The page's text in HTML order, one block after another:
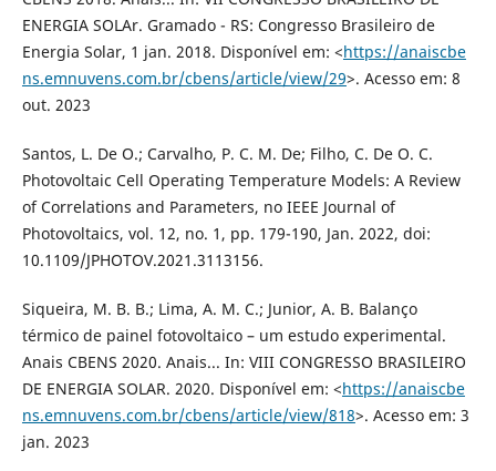
ENERGIA SOLAr. Gramado - RS: Congresso Brasileiro de
Energia Solar, 1 jan. 2018. Disponível em: <https://anaiscbe
ns.emnuvens.com.br/cbens/article/view/29>. Acesso em: 8
out. 2023
Santos, L. De O.; Carvalho, P. C. M. De; Filho, C. De O. C.
Photovoltaic Cell Operating Temperature Models: A Review
of Correlations and Parameters, no IEEE Journal of
Photovoltaics, vol. 12, no. 1, pp. 179-190, Jan. 2022, doi:
10.1109/JPHOTOV.2021.3113156.
Siqueira, M. B. B.; Lima, A. M. C.; Junior, A. B. Balanço
térmico de painel fotovoltaico – um estudo experimental.
Anais CBENS 2020. Anais... In: VIII CONGRESSO BRASILEIRO
DE ENERGIA SOLAR. 2020. Disponível em: <https://anaiscbe
ns.emnuvens.com.br/cbens/article/view/818>. Acesso em: 3
jan. 2023